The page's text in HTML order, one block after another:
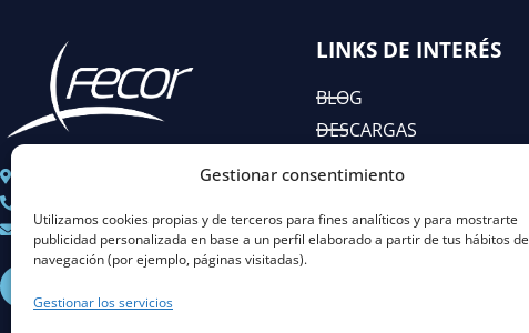
Gestionar consentimiento
Utilizamos cookies propias y de terceros para fines analíticos y para mostrarte
publicidad personalizada en base a un perfil elaborado a partir de tus hábitos de
navegación (por ejemplo, páginas visitadas).
Gestionar los servicios
C/ José Abascal n° 44, 1°
Coordinacion@fecor.es
s
Y
u
X
LINKS DE INTERÉS
BLOG
DESCARGAS